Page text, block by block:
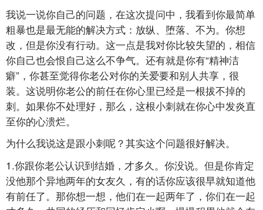
我说一说你自己的问题，在这次提问中，我看到你最简单
粗暴也是最无能的解决方式：放纵、堕落、不为。你想
改，但是你没有行动。这一点是我对你比较失望的，相信
你自己也会恨自己这么不争气。还有就是你有“精神洁
癖”，你甚至觉得你老公对你的关爱要和别人共享，很
装。这说明你老公的前任在你心里已经是一根拔不掉的
刺。如果你不处理好，那么，这根小刺就在你心中发炎直
至你的心溃烂。
为什么我说这是跟小刺呢？其实这个问题很好解决。
1.你跟你老公认识到结婚，才多久。你没说。但是你肯定
没他那个异地两年的女友久，有的话你应该很早就知道他
有前任了。那你想一想，他们在一起两年了，你们在一起